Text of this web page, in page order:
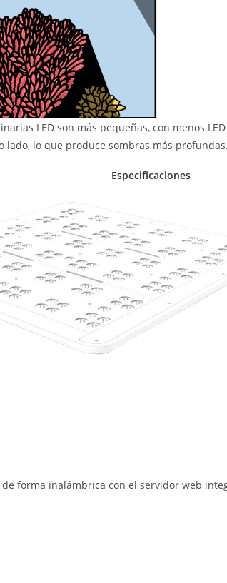
LED son más pequeñas, con menos
lado, lo que produce sombras más profundas.
Especificaciones
forma inalámbrica con el servidor web